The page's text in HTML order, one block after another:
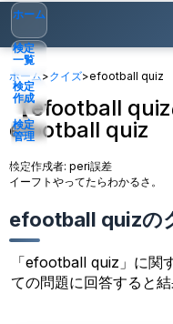
ホーム
検定
一覧
検定
作成
検定
管理
ゲスト▾
ホーム>クイズ>efootball quiz
【efootball quiz
efootball quiz
検定作成者: peri誤差
イーフトやってたらわかるさ。
efootball quizの
「efootball quiz」に関
ての問題に回答すると結